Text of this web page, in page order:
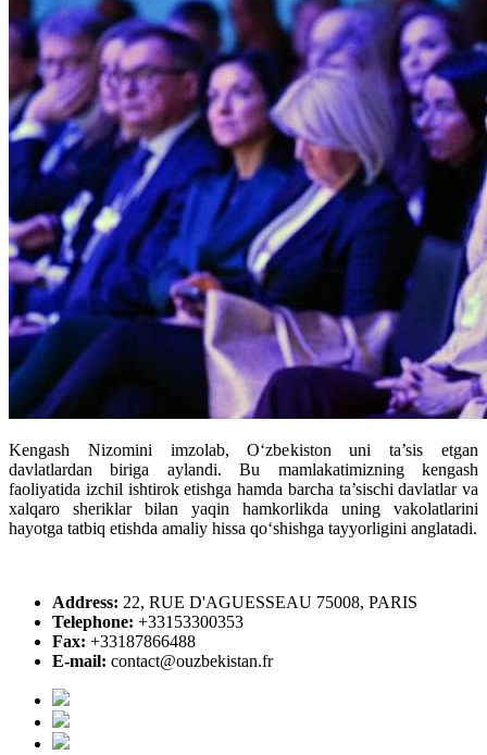
Kengash Nizomini imzolab, O‘zbekiston uni ta’sis etgan
davlatlardan biriga aylandi. Bu mamlakatimizning kengash
faoliyatida izchil ishtirok etishga hamda barcha ta’sischi davlatlar va
xalqaro sheriklar bilan yaqin hamkorlikda uning vakolatlarini
hayotga tatbiq etishda amaliy hissa qo‘shishga tayyorligini anglatadi.
Address: 22, RUE D'AGUESSEAU 75008, PARIS
Telephone: +33153300353
Fax: +33187866488
E-mail: contact@ouzbekistan.fr